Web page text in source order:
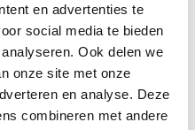
en advertenties te
social media te bieden
Ook delen we
onze site met onze
en analyse. Deze
combineren met andere